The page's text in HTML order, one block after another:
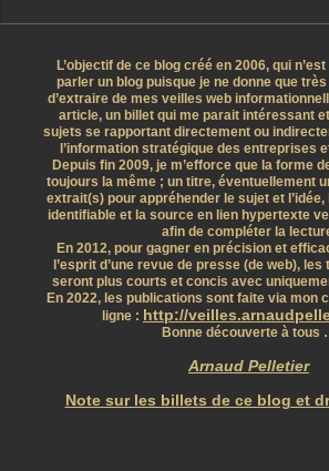
L’objectif de ce blog créé en 2006, qui
parler un blog puisque je ne donne que
d’extraire de mes veilles web
article, un billet qui me parait intéressant
sujets se rapportant directement ou
l’information stratégique des entreprises
Depuis fin 2009, je m’efforce que la forme
toujours la même ; un titre, éventuellement
extrait(s) pour appréhender le sujet et l’idée,
identifiable et la source en lien hypertexte
afin de compléter la
En 2012, pour gagner en précision et
l’esprit d’une revue de presse (de web),
seront plus courts et concis avec
En 2022, les publications sont faite via mon
ligne : http://
Bonne découverte à tous
Arnaud Pelletier
Note sur les billets de ce blog et